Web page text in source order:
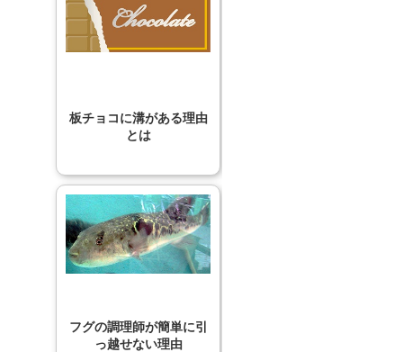
板チョコに溝がある理由
とは
フグの調理師が簡単に引
っ越せない理由